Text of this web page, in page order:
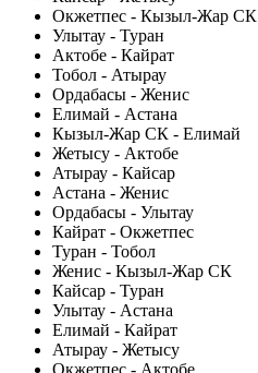
Окжетпес - Кызыл-Жар СК
Улытау - Туран
Актобе - Кайрат
Тобол - Атырау
Ордабасы - Женис
Елимай - Астана
Кызыл-Жар СК - Елимай
Жетысу - Актобе
Атырау - Кайсар
Астана - Женис
Ордабасы - Улытау
Кайрат - Окжетпес
Туран - Тобол
Женис - Кызыл-Жар СК
Кайсар - Туран
Улытау - Астана
Елимай - Кайрат
Атырау - Жетысу